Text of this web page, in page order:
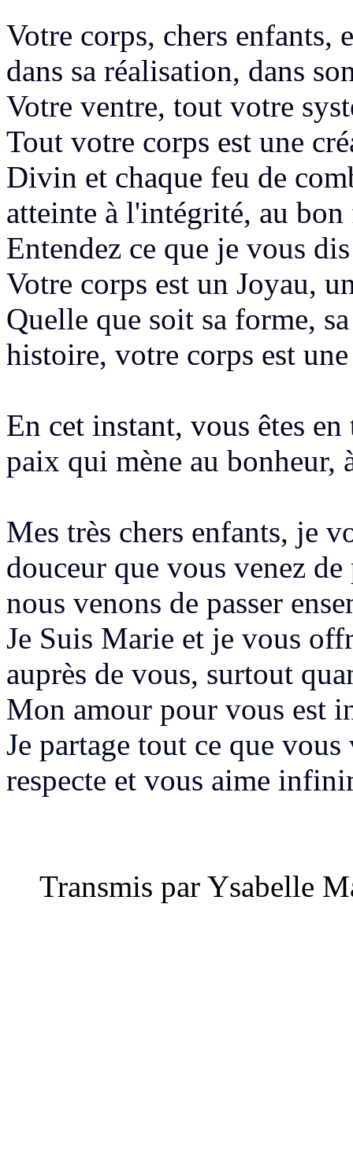
Votre corps, chers enfants,
dans sa réalisation, dans
Votre ventre, tout votre
Tout votre corps est une
Divin et chaque feu de
atteinte à l'intégrité, au
Entendez ce que je vous
Votre corps est un Joyau,
Quelle que soit sa forme,
histoire, votre corps est
En cet instant, vous êtes
paix qui mène au
Mes très chers enfants, je
douceur que vous venez de
nous venons de passer
Je Suis Marie et je vous
auprès de vous, surtout
Mon amour pour vous est
Je partage tout ce que
respecte et vous aime
Transmis par Ysabelle